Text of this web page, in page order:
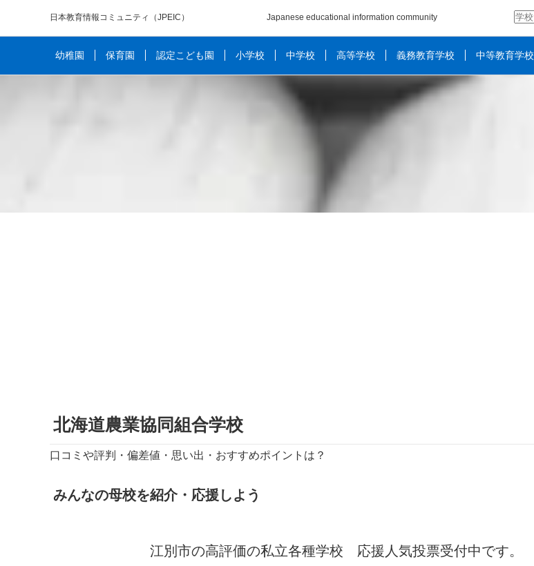
日本教育情報コミュニティ （JPEIC） Japanese educational information community
検
索:
幼稚園 保育園 認定こども園 小学校 中学校 高等学校 義務教育学校 中等教育学校
北海道農業協同組合学校
口コミや評判・偏差値・思い出・おすすめポイントは？
みんなの母校を紹介・応援しよう
江別市の高評価の私立各種学校 応援人気投票受付中です。